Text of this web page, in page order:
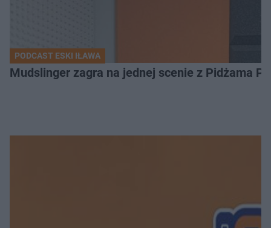
PODCAST ESKI IŁAWA
Mudslinger zagra na jednej scenie z Pidżama